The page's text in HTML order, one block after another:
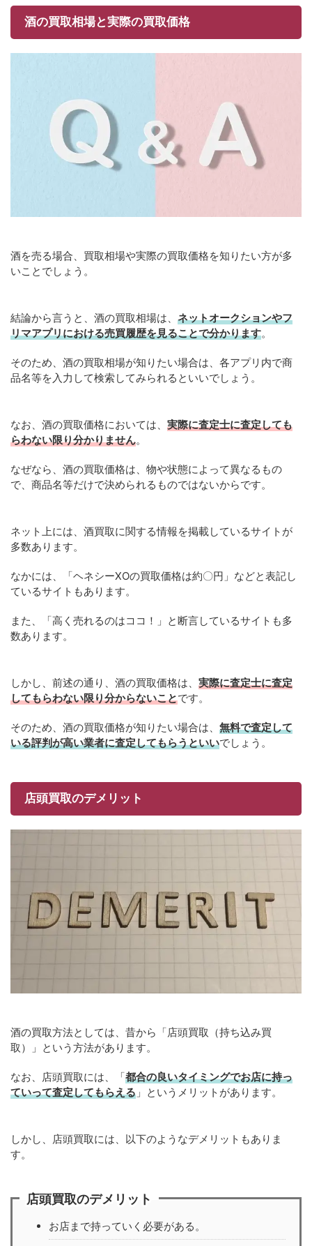
酒の買取相場と実際の買取価格
酒を売る場合、買取相場や実際の買取価格を知りたい方が多
いことでしょう。
結論から言うと、酒の買取相場は、 ネットオークションやフ
リマアプリにおける売買履歴を見ることで分かります。
そのため、酒の買取相場が知りたい場合は、各アプリ内で商
品名等を入力して検索してみられるといいでしょう。
なお、酒の買取価格においては、 実際に査定士に査定しても
らわない限り分かりません。
なぜなら、酒の買取価格は、物や状態によって異なるもの
で、商品名等だけで決められるものではないからです。
ネット上には、酒買取に関する情報を掲載しているサイトが
多数あります。
なかには、「ヘネシーXOの買取価格は約〇円」などと表記し
ているサイトもあります。
また、「高く売れるのはココ！」と断言しているサイトも多
数あります。
しかし、前述の通り、酒の買取価格は、 実際に査定士に査定
してもらわない限り分からないことです。
そのため、酒の買取価格が知りたい場合は、 無料で査定して
いる評判が高い業者に査定してもらうといいでしょう。
店頭買取のデメリット
酒の買取方法としては、昔から「店頭買取（持ち込み買
取）」という方法があります。
なお、店頭買取には、「都合の良いタイミングでお店に持っ
ていって査定してもらえる 」というメリットがあります。
しかし、店頭買取には、以下のようなデメリットもありま
す。
店頭買取のデメリット
お店まで持っていく必要がある。